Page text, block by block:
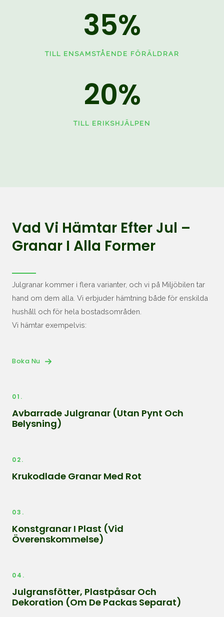
35%
TILL ENSAMSTÅENDE FÖRÄLDRAR
20%
TILL ERIKSHJÄLPEN
Vad Vi Hämtar Efter Jul –
Granar I Alla Former
Julgranar kommer i flera varianter, och vi på Miljöbilen tar
hand om dem alla. Vi erbjuder hämtning både för enskilda
hushåll och för hela bostadsområden.
Vi hämtar exempelvis:
Boka Nu
01.
Avbarrade Julgranar (utan Pynt Och
Belysning)
02.
Krukodlade Granar Med Rot
03.
Konstgranar I Plast (vid
Överenskommelse)
04.
Julgransfötter, Plastpåsar Och
Dekoration (om De Packas Separat)